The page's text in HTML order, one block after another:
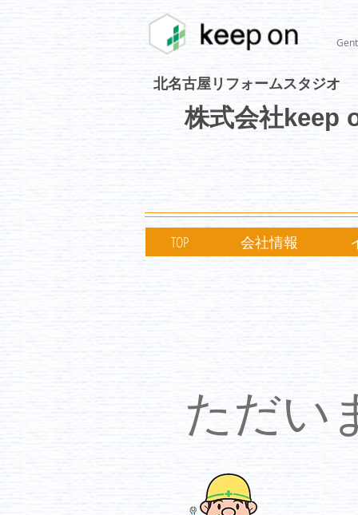
北名古屋リフォームスタジオ
株式会社keep
TOP 会社情報
ただい